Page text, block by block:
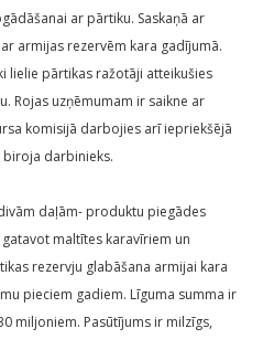
ar pārtiku. Saskaņā ar
armijas rezervēm kara gadījumā.
lielie pārtikas ražotāji atteikušies
Rojas uzņēmumam ir saikne ar
komisijā darbojies arī iepriekšējā
biroja darbinieks.
daļām- produktu piegādes
maltītes karavīriem un
rezervju glabāšana armijai kara
pieciem gadiem. Līguma summa ir
miljoniem. Pasūtījums ir milzīgs,